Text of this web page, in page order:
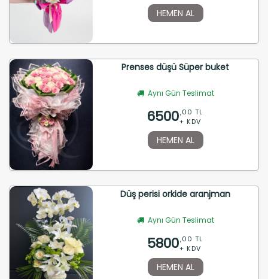
HEMEN AL
Prenses düşü Süper buket
Aynı Gün Teslimat
6500,00 TL
+ KDV
HEMEN AL
Düş perisi orkide aranjman
Aynı Gün Teslimat
5800,00 TL
+ KDV
HEMEN AL